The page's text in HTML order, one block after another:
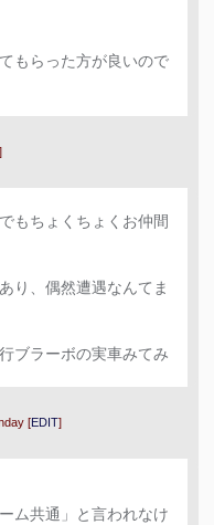
もらった方が良いので
もちょくちょくお仲間
り、偶然遭遇なんてま
ブラーボの実車みてみ
[EDIT]
ム共通」と言われなけ